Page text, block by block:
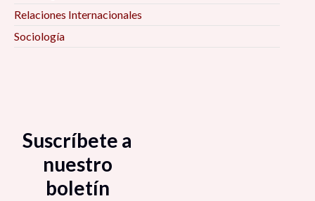
Relaciones Internacionales
Sociología
Suscríbete a
nuestro
boletín